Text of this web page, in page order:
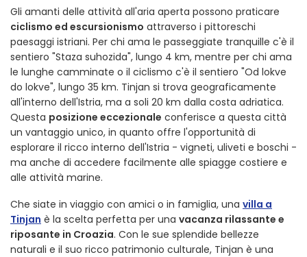
Gli amanti delle attività all'aria aperta possono praticare
ciclismo ed escursionismo attraverso i pittoreschi
paesaggi istriani. Per chi ama le passeggiate tranquille c'è il
sentiero "Staza suhozida", lungo 4 km, mentre per chi ama
le lunghe camminate o il ciclismo c'è il sentiero "Od lokve
do lokve", lungo 35 km. Tinjan si trova geograficamente
all'interno dell'Istria, ma a soli 20 km dalla costa adriatica.
Questa posizione eccezionale conferisce a questa città
un vantaggio unico, in quanto offre l'opportunità di
esplorare il ricco interno dell'Istria - vigneti, uliveti e boschi -
ma anche di accedere facilmente alle spiagge costiere e
alle attività marine.
Che siate in viaggio con amici o in famiglia, una villa a
Tinjan è la scelta perfetta per una vacanza rilassante e
riposante in Croazia. Con le sue splendide bellezze
naturali e il suo ricco patrimonio culturale, Tinjan è una